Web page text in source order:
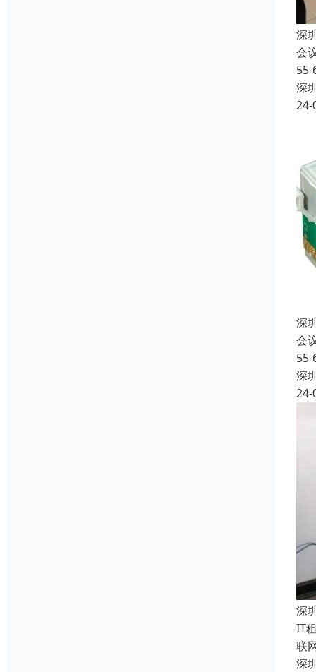
深
会
深
24-
深
会
深
24-
深
IT
联
深